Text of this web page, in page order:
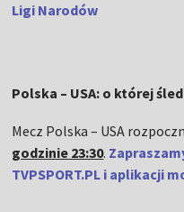
Ligi Narodów
Polska – USA: o której
Mecz Polska – USA
godzinie 23:30.
TVPSPORT.PL i aplikacji